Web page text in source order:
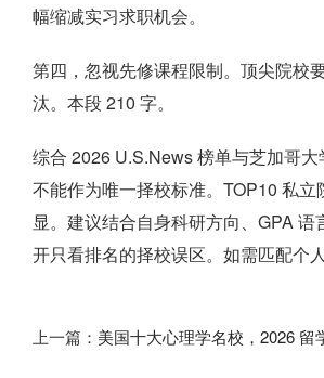
幅缩减实习求职机会。
第四，忽视先修课程限制。顶尖院校
汰。本段 210 字。
综合 2026 U.S.News 榜单与芝加哥
不能作为唯一择校标准。TOP10 私
显。建议结合自身科研方向、GPA
开只看排名的择校误区。如需匹配个
上一篇： 美国十大心理学名校，2026 留